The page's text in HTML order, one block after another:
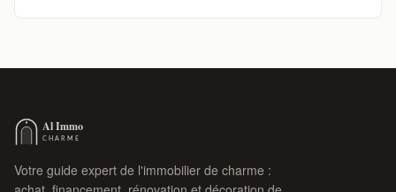
Votre guide expert de l'immobilier de charme :